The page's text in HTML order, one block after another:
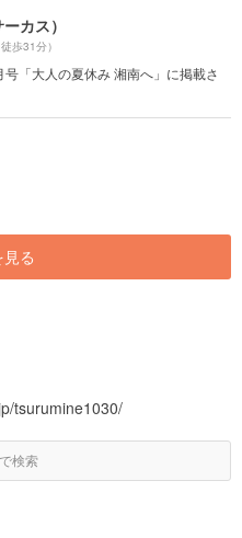
カス）
徒歩31分）
「大人の夏休み 湘南へ」に掲載さ
る
tsurumine1030/
検索